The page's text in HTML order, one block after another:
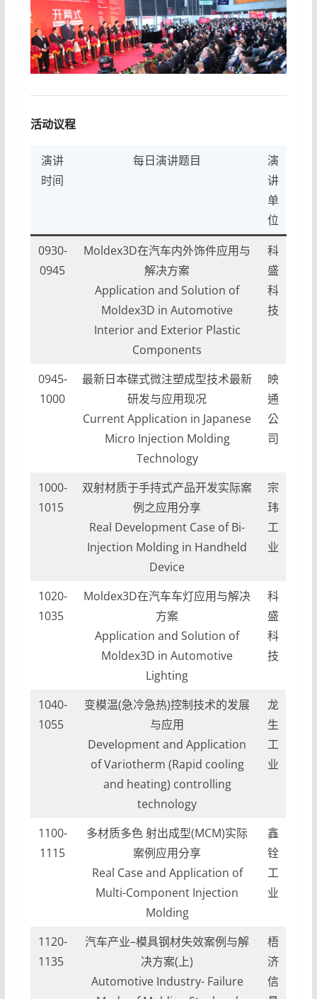
活动议程
演讲
时间
每日演讲题目
演
讲
单
位
0930-
0945
Moldex3D在汽车内外饰件应用与
解决方案
Application and Solution of
Moldex3D in Automotive
Interior and Exterior Plastic
Components
科
盛
科
技
0945-
1000
最新日本碟式微注塑成型技术最新
研发与应用现况
Current Application in Japanese
Micro Injection Molding
Technology
映
通
公
司
1000-
1015
双射材质于手持式产品开发实际案
例之应用分享
Real Development Case of Bi-
Injection Molding in Handheld
Device
宗
玮
工
业
1020-
1035
Moldex3D在汽车车灯应用与解决
方案
Application and Solution of
Moldex3D in Automotive
Lighting
科
盛
科
技
1040-
1055
变模温(急冷急热)控制技术的发展
与应用
Development and Application
of Variotherm (Rapid cooling
and heating) controlling
technology
龙
生
工
业
1100-
1115
多材质多色 射出成型(MCM)实际
案例应用分享
Real Case and Application of
Multi-Component Injection
Molding
鑫
铨
工
业
1120-
1135
汽车产业–模具钢材失效案例与解
决方案(上)
Automotive Industry- Failure
梧
济
信